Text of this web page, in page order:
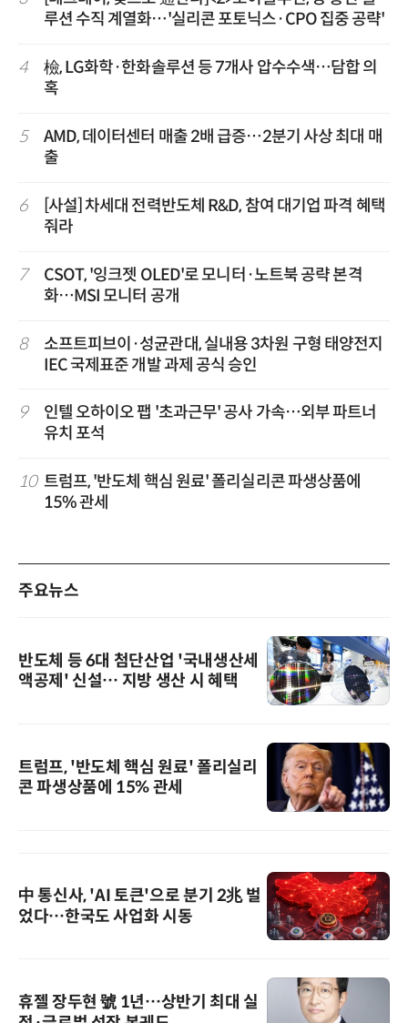
루션 수직 계열화…'실리콘 포토닉스·CPO 집중 공략'
4
檢, LG화학·한화솔루션 등 7개사 압수수색…담합 의
혹
5
AMD, 데이터센터 매출 2배 급증…2분기 사상 최대 매
출
6
[사설] 차세대 전력반도체 R&D, 참여 대기업 파격 혜택
줘라
7
CSOT, '잉크젯 OLED'로 모니터·노트북 공략 본격
화…MSI 모니터 공개
8
소프트피브이·성균관대, 실내용 3차원 구형 태양전지
IEC 국제표준 개발 과제 공식 승인
9
인텔 오하이오 팹 '초과근무' 공사 가속…외부 파트너
유치 포석
10 트럼프, '반도체 핵심 원료' 폴리실리콘 파생상품에
15% 관세
주요뉴스
반도체 등 6대 첨단산업 '국내생산세
액공제' 신설… 지방 생산 시 혜택
트럼프, '반도체 핵심 원료' 폴리실리
콘 파생상품에 15% 관세
中 통신사, 'AI 토큰'으로 분기 2兆 벌
었다…한국도 사업화 시동
휴젤 장두현 號 1년…상반기 최대 실